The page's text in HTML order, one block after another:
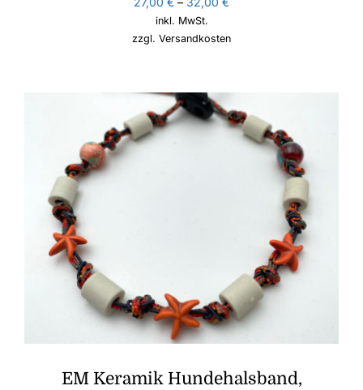
inkl. MwSt.
zzgl. Versandkosten
EM Keramik Hundehalsband,